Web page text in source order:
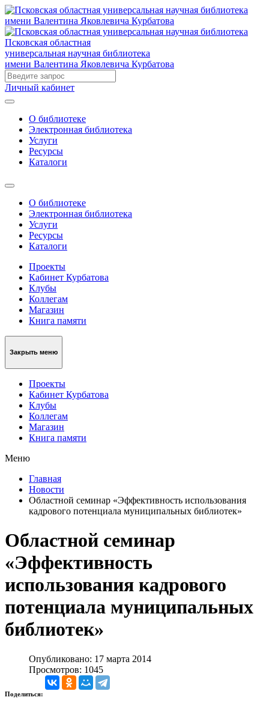
Псковская областная
универсальная научная библиотека
имени Валентина Яковлевича Курбатова
Личный кабинет
О библиотеке
Электронная библиотека
Услуги
Ресурсы
Каталоги
О библиотеке
Электронная библиотека
Услуги
Ресурсы
Каталоги
Проекты
Кабинет Курбатова
Клубы
Коллегам
Магазин
Книга памяти
Закрыть меню
Проекты
Кабинет Курбатова
Клубы
Коллегам
Магазин
Книга памяти
Меню
Главная
Новости
Областной семинар «Эффективность использования
кадрового потенциала муниципальных библиотек»
Областной семинар
«Эффективность
использования кадрового
потенциала муниципальных
библиотек»
Опубликовано: 17 марта 2014
Просмотров: 1045
Поделиться: